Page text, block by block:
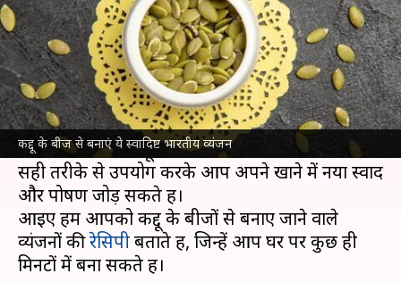
कद्दू के बीज से बनाएं ये स्वादिष्ट भारतीय व्यंजन
लेखन अंजली Oct 23, 2024 10:06 am
क्या है खबर?
कद्दू के बीज न केवल स्वास्थ्य के लिए लाभकारी होते हैं,
बल्कि इनसे कई स्वादिष्ट व्यंजन भी बनाए जा सकते हैं।
आमतौर पर लोग कद्दू के बीज को फेंक देते हैं, लेकिन इन्हें
सही तरीके से उपयोग करके आप अपने खाने में नया स्वाद
और पोषण जोड़ सकते हैं।
आइए हम आपको कद्दू के बीजों से बनाए जाने वाले
व्यंजनों कीरेसिपीबताते हैं, जिन्हें आप घर पर कुछ ही